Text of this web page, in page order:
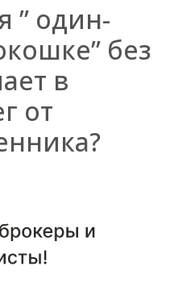
” один-
без
в
от